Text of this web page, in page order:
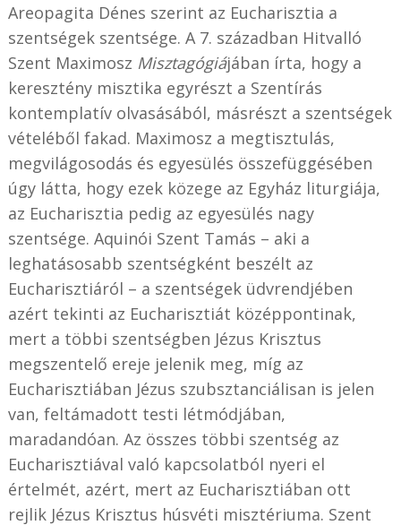
Areopagita Dénes szerint az Eucharisztia a
szentségek szentsége. A 7. században Hitvalló
Szent Maximosz Misztagógiájában írta, hogy a
keresztény misztika egyrészt a Szentírás
kontemplatív olvasásából, másrészt a szentségek
vételéből fakad. Maximosz a megtisztulás,
megvilágosodás és egyesülés összefüggésében
úgy látta, hogy ezek közege az Egyház liturgiája,
az Eucharisztia pedig az egyesülés nagy
szentsége. Aquinói Szent Tamás – aki a
leghatásosabb szentségként beszélt az
Eucharisztiáról – a szentségek üdvrendjében
azért tekinti az Eucharisztiát középpontinak,
mert a többi szentségben Jézus Krisztus
megszentelő ereje jelenik meg, míg az
Eucharisztiában Jézus szubsztanciálisan is jelen
van, feltámadott testi létmódjában,
maradandóan. Az összes többi szentség az
Eucharisztiával való kapcsolatból nyeri el
értelmét, azért, mert az Eucharisztiában ott
rejlik Jézus Krisztus húsvéti misztériuma. Szent